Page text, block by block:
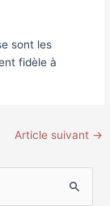
sont les
fidèle à
Article suivant →